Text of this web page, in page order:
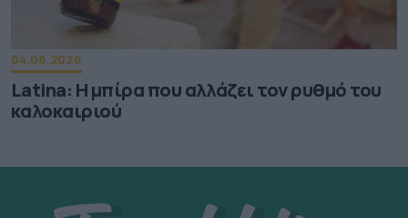
04.08.2026
Latina: Η μπίρα που αλλάζει τον ρυθμό του
καλοκαιριού